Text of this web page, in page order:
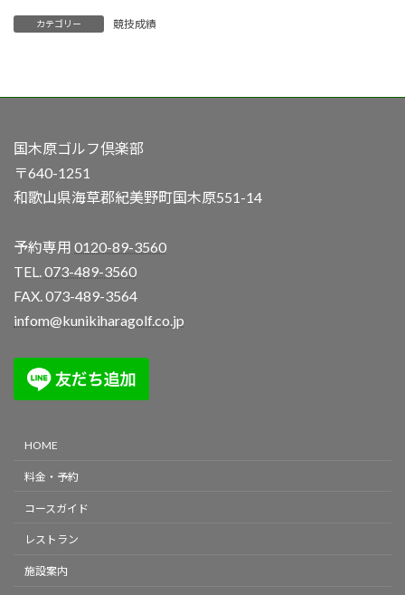
カテゴリー 競技成績
国木原ゴルフ倶楽部
〒640-1251
和歌山県海草郡紀美野町国木原551-14
予約専用 0120-89-3560
TEL.073-489-3560
FAX. 073-489-3564
infom@kunikiharagolf.co.jp
HOME
料金・予約
コースガイド
レストラン
施設案内